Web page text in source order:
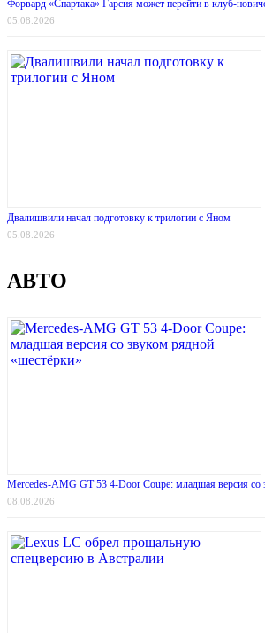
Форвард «Спартака» Гарсия может перейти в клуб-
05.08.2026
Двалишвили начал подготовку к трилогии с Яном
05.08.2026
АВТО
Mercedes-AMG GT 53 4-Door Coupe: младшая версия со
08.08.2026